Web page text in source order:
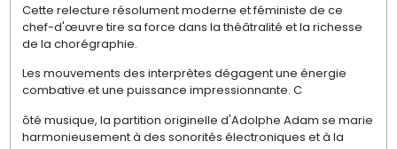
Cette relecture résolument moderne et féministe de ce
chef-d'œuvre tire sa force dans la théâtralité et la richesse
de la chorégraphie.
Les mouvements des interprètes dégagent une énergie
combative et une puissance impressionnante. C
ôté musique, la partition originelle d'Adolphe Adam se marie
harmonieusement à des sonorités électroniques et à la